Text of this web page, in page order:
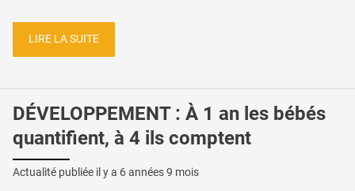
LIRE LA SUITE
DÉVELOPPEMENT : À 1 an les bébés
quantifient, à 4 ils comptent
Actualité publiée il y a 6 années 9 mois